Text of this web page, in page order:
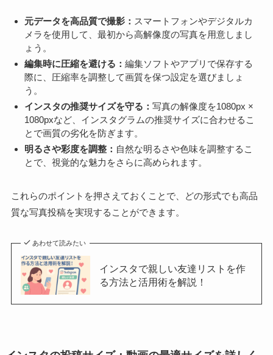
元データを高品質で撮影： スマートフォンやデジタルカ
メラを使用して、最初から高解像度の写真を用意しまし
ょう。
編集時に圧縮を避ける：編集ソフトやアプリで保存する
際に、圧縮率を調整して画質を保つ設定を選びましょ
う。
インスタの推奨サイズを守る：写真の解像度を1080px ×
1080pxなど、インスタグラムの推奨サイズに合わせるこ
とで画質の劣化を防ぎます。
明るさや彩度を調整： 自然な明るさや色味を調整するこ
とで、視覚的な魅力をさらに高められます。
これらのポイントを押さえておくことで、どの形式でも高品
質な写真投稿を実現することができます。
あわせて読みたい
インスタで親しい友達リストを作
る方法と活用術を解説！